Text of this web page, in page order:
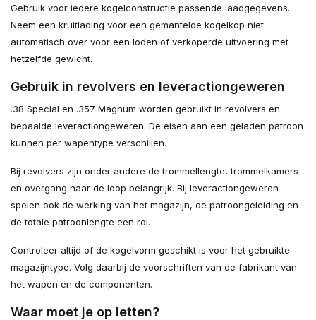
Gebruik voor iedere kogelconstructie passende laadgegevens.
Neem een kruitlading voor een gemantelde kogelkop niet
automatisch over voor een loden of verkoperde uitvoering met
hetzelfde gewicht.
Gebruik in revolvers en leveractiongeweren
.38 Special en .357 Magnum worden gebruikt in revolvers en
bepaalde leveractiongeweren. De eisen aan een geladen patroon
kunnen per wapentype verschillen.
Bij revolvers zijn onder andere de trommellengte, trommelkamers
en overgang naar de loop belangrijk. Bij leveractiongeweren
spelen ook de werking van het magazijn, de patroongeleiding en
de totale patroonlengte een rol.
Controleer altijd of de kogelvorm geschikt is voor het gebruikte
magazijntype. Volg daarbij de voorschriften van de fabrikant van
het wapen en de componenten.
Waar moet je op letten?